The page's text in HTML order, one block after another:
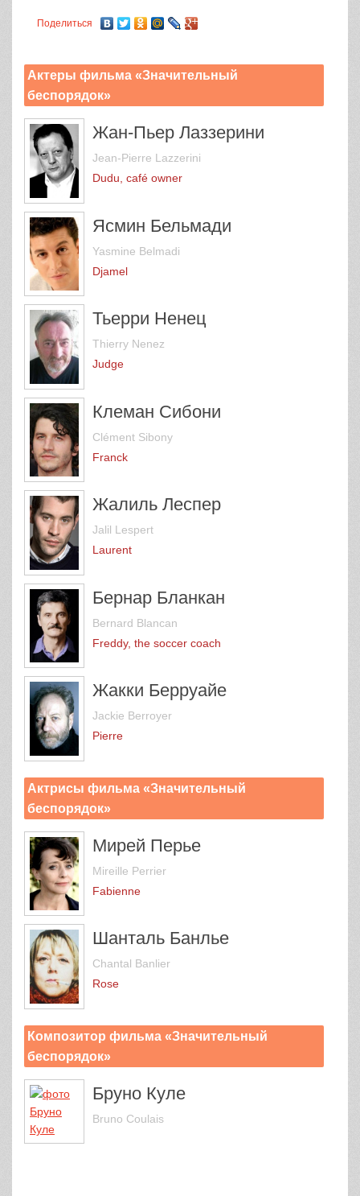
Поделиться
Актеры фильма «Значительный
беспорядок»
Жан-Пьер Лаззерини
Jean-Pierre Lazzerini
Dudu, café owner
Ясмин Бельмади
Yasmine Belmadi
Djamel
Тьерри Ненец
Thierry Nenez
Judge
Клеман Сибони
Clément Sibony
Franck
Жалиль Леспер
Jalil Lespert
Laurent
Бернар Бланкан
Bernard Blancan
Freddy, the soccer coach
Жакки Берруайе
Jackie Berroyer
Pierre
Актрисы фильма «Значительный
беспорядок»
Мирей Перье
Mireille Perrier
Fabienne
Шанталь Банлье
Chantal Banlier
Rose
Композитор фильма «Значительный
беспорядок»
Бруно Куле
Bruno Coulais